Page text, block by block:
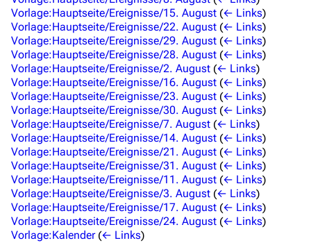
Objekte
Zeitleiste
Fanprojekte
Kommerzielles
Mitmachen
Hilfe
Autorenportal
Themengruppen
Letzte Änderungen
Vorlage:Hauptseite/Ereignisse/15. August (← Links)
Vorlage:Hauptseite/Ereignisse/22. August (← Links)
Vorlage:Hauptseite/Ereignisse/29. August (← Links)
Vorlage:Hauptseite/Ereignisse/28. August (← Links)
Vorlage:Hauptseite/Ereignisse/2. August (← Links)
Vorlage:Hauptseite/Ereignisse/16. August (← Links)
Vorlage:Hauptseite/Ereignisse/23. August (← Links)
Vorlage:Hauptseite/Ereignisse/30. August (← Links)
Vorlage:Hauptseite/Ereignisse/7. August (← Links)
Vorlage:Hauptseite/Ereignisse/14. August (← Links)
Vorlage:Hauptseite/Ereignisse/21. August (← Links)
Vorlage:Hauptseite/Ereignisse/31. August (← Links)
Vorlage:Hauptseite/Ereignisse/11. August (← Links)
Vorlage:Hauptseite/Ereignisse/3. August (← Links)
Vorlage:Hauptseite/Ereignisse/17. August (← Links)
Vorlage:Hauptseite/Ereignisse/24. August (← Links)
Vorlage:Kalender (← Links)